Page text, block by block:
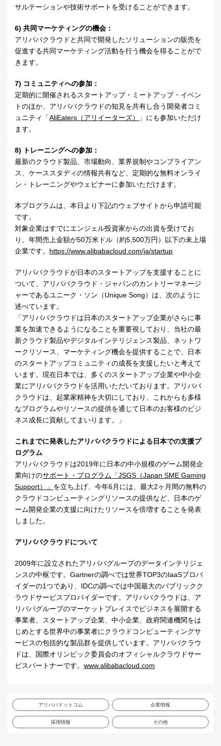
サルテーションや技術サポートを受けることができます。
6) 共同マーケティングの機会：
アリババクラウドと共同で開発したソリューションの販売を
促進する共同マーケティング活動を行う機会を得ることがで
きます。
7) コミュニティへの参加：
定期的に開催されるスタートアップ・ミートアップ・イベン
トのほか、アリババクラウドの知見を共有し合う開発者コミ
ュニティ「AliEaters（アリイーターズ）
」にも参加いただけ
ます。
8) トレーニングへの参加：
最新のクラウド製品、市場動向、業界規制やコンプライアン
ス、ケーススタディの情報共有など、定期的な無料オンライ
ン・トレーニングやウェビナーに参加いただけます。
本プログラムは、本日より下記のウェブサイトから申請可能
です。
対象企業はすでにエンジェル投資家からの出資を受けてお
り、年間売上金額が50万米ドル（約5,500万円）以下の未上場
企業です。 https://www.alibabacloud.com/ja/startup
アリババクラウドが日本のスタートアップを支援することに
ついて、アリババクラウド・ジャパンのカントリーマネージ
ャーであるユニーク・ソン（Unique Song）は、次のように
述べています。
「アリババクラウドは日本のスタートアップ企業がさらに事
業を加速できるようになることを重要視しており、当社の最
新クラウド製品やデジタルインテリジェンス製品、ネットワ
ークリソース、マーケティング機会を提供することで、日本
のスタートアップコミュニティの成長を支援したいと考えて
います。現在日本では、多くのスタートアップ企業や中小企
業にアリババクラウドを活用いただいております。アリババ
クラウドは、起業家精神を大切にしており、これからも多様
なプログラムやリソースの提供を通じて日本のお客様のビジ
ネス成長に貢献してまいります。」
これまでに発表したアリババクラウドによる日本での支援プ
ログラム
アリババクラウドは2019年に日本の中小規模のゲーム開発企
業向けのサポート・プログラム「JSGS（Japan SME Gaming
Support）」 を立ち上げ、今年6月には、最大2ヶ月間の無料の
クラウドコンピューティングリソースの提供など、日本のゲ
ーム開発企業の支援に向けたリソースを倍増することを発表
しました。
アリババクラウドについて
2009年に設立されたアリババグループのデータインテリジェ
ンスの中枢です。 Gartnerの調べでは世界TOP3のIaaSプロバ
イダーの1つであり、 IDCの調べでは中国最大のパブリックク
ラウドサービスプロバイダーです。アリババクラウドは、ア
リババグループのマーケットプレイスでビジネスを展開する
事業者、スタートアップ企業、中小企業、政府関連機関をは
じめとする世界中の事業者にクラウドコンピューティングサ
ービスの包括的な製品群を提供しています。アリババクラウ
ドは、国際オリンピック委員会のオフィシャルクラウドサー
ビスパートナーです。 www.alibabacloud.com
アリババドットコム 企業情報
採用情報 その他